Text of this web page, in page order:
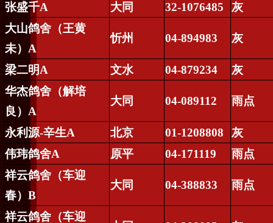
张盛千A 大同 32-1076485
灰
大山鸽舍（王黄
未） A
忻州 04-894983 灰
梁二明A 文水 04-879234
灰
华杰鸽舍（解培
良） A
大同 04-089112 雨点
永利源-辛生A 北京 01-1208808
灰
伟玮鸽舍A 原平 04-171119
雨点
祥云鸽舍（车迎
春）B
大同 04-388833 雨点
祥云鸽舍（车迎